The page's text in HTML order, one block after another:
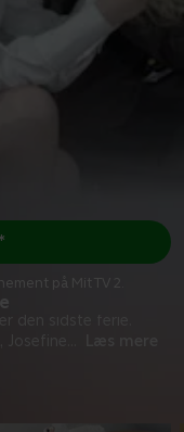
den sidste ferie.
på Mit TV 2.